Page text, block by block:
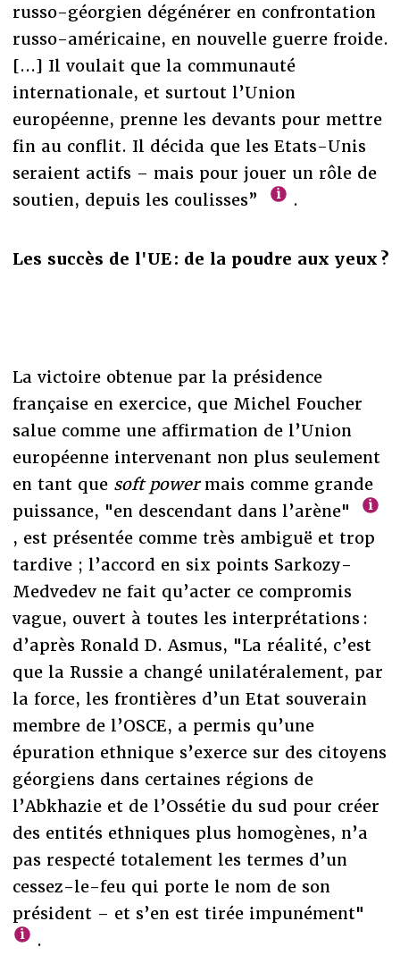
russo-géorgien dégénérer en confrontation
russo-américaine, en nouvelle guerre froide.
[...] Il voulait que la communauté
internationale, et surtout l’Union
européenne, prenne les devants pour mettre
fin au conflit. Il décida que les Etats-Unis
seraient actifs – mais pour jouer un rôle de
soutien, depuis les coulisses”
.
Les succès de l'UE : de la poudre aux yeux ?
La victoire obtenue par la présidence
française en exercice, que Michel Foucher
salue comme une affirmation de l’Union
européenne intervenant non plus seulement
en tant que soft powermais comme grande
puissance, "en descendant dans l’arène"
, est présentée comme très ambiguë et trop
tardive ; l’accord en six points Sarkozy-
Medvedev ne fait qu’acter ce compromis
vague, ouvert à toutes les interprétations :
d’après Ronald D. Asmus, "La réalité, c’est
que la Russie a changé unilatéralement, par
la force, les frontières d’un Etat souverain
membre de l’OSCE, a permis qu’une
épuration ethnique s’exerce sur des citoyens
géorgiens dans certaines régions de
l’Abkhazie et de l’Ossétie du sud pour créer
des entités ethniques plus homogènes, n’a
pas respecté totalement les termes d’un
cessez-le-feu qui porte le nom de son
président – et s’en est tirée impunément"
.